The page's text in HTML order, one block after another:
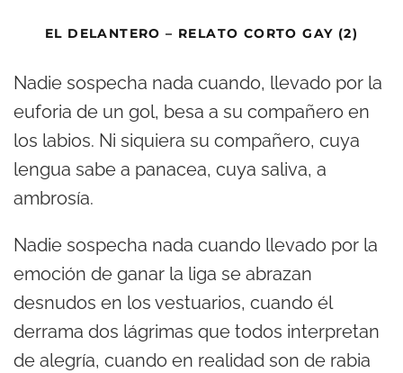
EL DELANTERO – RELATO CORTO GAY (2)
Nadie sospecha nada cuando, llevado por la
euforia de un gol, besa a su compañero en
los labios. Ni siquiera su compañero, cuya
lengua sabe a panacea, cuya saliva, a
ambrosía.
Nadie sospecha nada cuando llevado por la
emoción de ganar la liga se abrazan
desnudos en los vestuarios, cuando él
derrama dos lágrimas que todos interpretan
de alegría, cuando en realidad son de rabia